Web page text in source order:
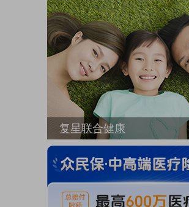
复星联合健康